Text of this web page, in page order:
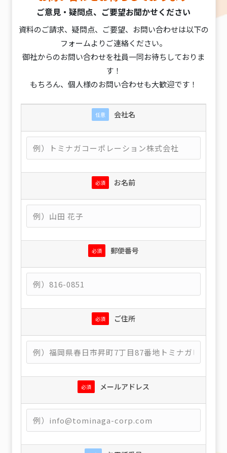
ご意見・疑問点、ご要望お聞かせください
資料のご請求、疑問点、ご要望、お問い合わせは以下の
フォームよりご連絡ください。
御社からのお問い合わせを社員一同お待ちしておりま
す！
もちろん、個人様のお問い合わせも大歓迎です！
任意 会社名
必須 お名前
必須 郵便番号
必須 ご住所
必須 メールアドレス